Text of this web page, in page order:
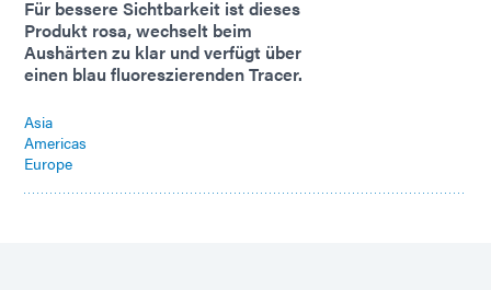
Für bessere Sichtbarkeit ist dieses
Produkt rosa, wechselt beim
Aushärten zu klar und verfügt über
einen blau fluoreszierenden Tracer.
Asia
Americas
Europe